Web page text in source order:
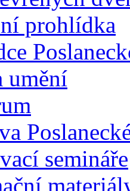
prohlídka
umění
semináře